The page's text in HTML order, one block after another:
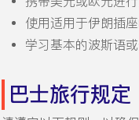
使用适用于伊朗插
学习基本的波斯语
巴士旅行规定